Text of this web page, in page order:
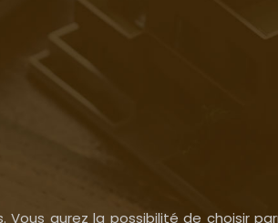
Vous aurez la possibilité de choisir